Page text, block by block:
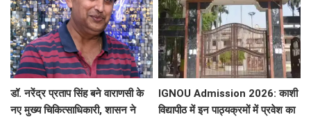
डॉ. नरेंद्र प्रताप सिंह बने वाराणसी के
नए मुख्य चिकित्साधिकारी, शासन ने
IGNOU Admission 2026: काशी
विद्यापीठ में इन पाठ्यक्रमों में प्रवेश का